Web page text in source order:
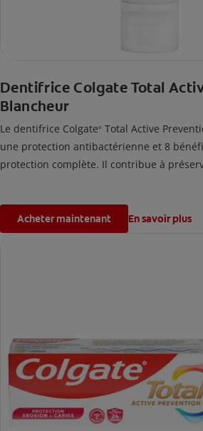
Dentifrice Colgate Total
Blancheur
Le dentifrice Colgate® Total Active
une protection antibactérienne et 8
protection complète. Il contribue à
Acheter maintenant En savoir plus